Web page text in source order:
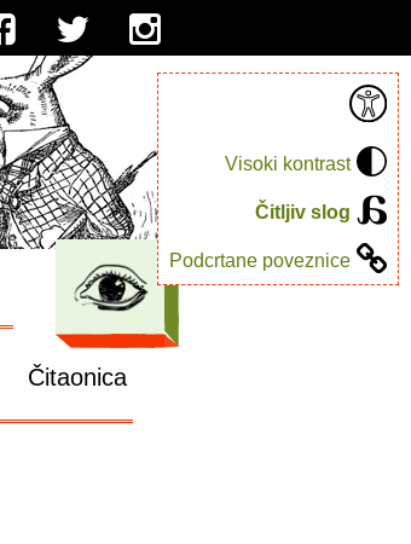
Visoki kontrast
Čitljiv slog
Podcrtane poveznice
Čitaonica